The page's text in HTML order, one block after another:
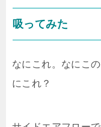
吸ってみた
なにこれ。なにこ
にこれ？